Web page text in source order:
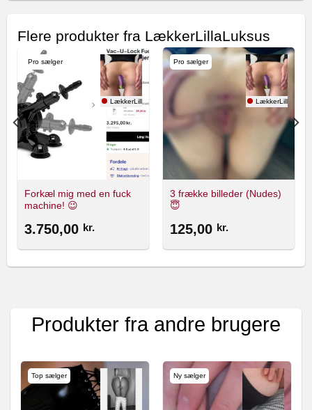
Flere produkter fra LækkerLillaLuksus
Pro sælger
LækkerLillaLuksus
Forkæl mig med en fuck
machine! 😉
3.750,00 kr.
Pro sælger
3 frække billeder (Nudes)
😇
125,00 kr.
Produkter fra andre brugere
Top sælger Ny sælger